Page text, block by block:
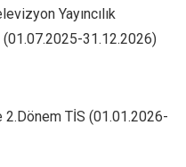
Yayıncılık
(01.07.2025-31.12.2026)
TİS (01.01.2026-